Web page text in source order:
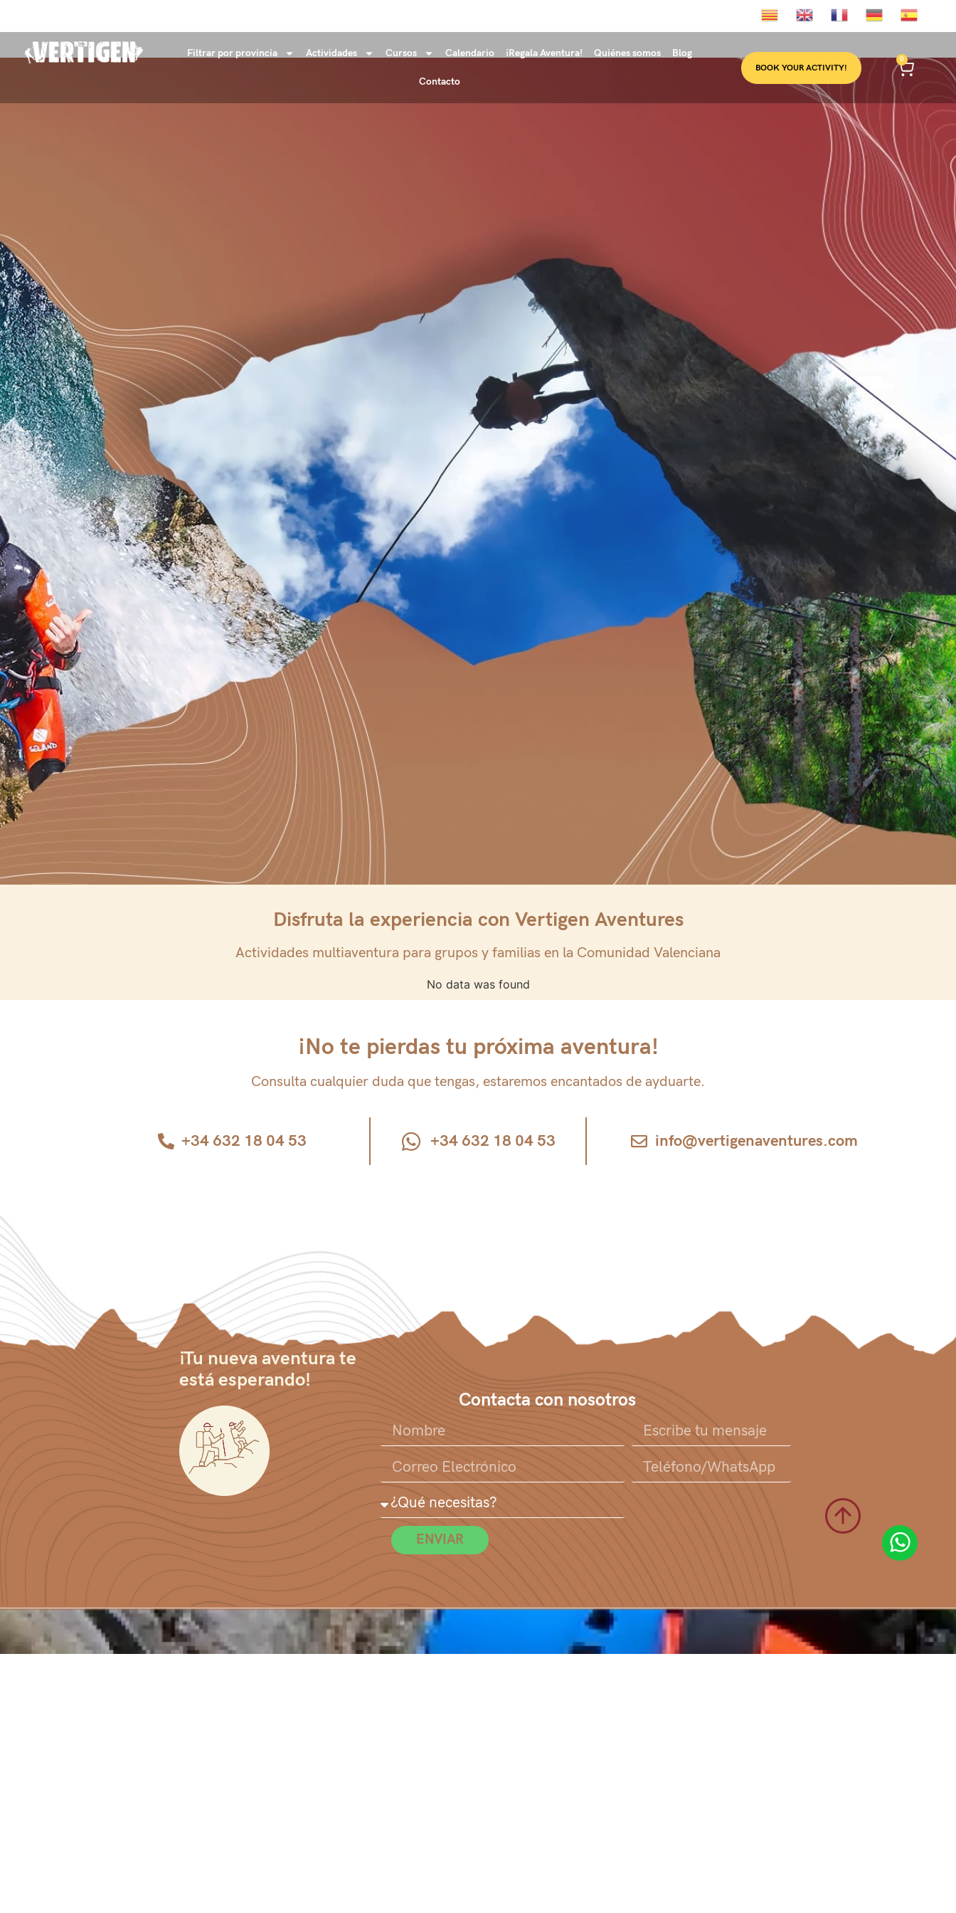
Filtrar por provincia Actividades Cursos Calendario ¡Regala Aventura! Quiénes somos Blog
Contacto
BOOK YOUR ACTIVITY!
0
canyoning sec
Disfruta la experiencia con Vertigen Aventures
Actividades multiaventura para grupos y familias en la Comunidad Valenciana
No data was found
¡No te pierdas tu próxima aventura!
Consulta cualquier duda que tengas, estaremos encantados de ayduarte.
+34 632 18 04 53 +34 632 18 04 53 info@vertigenaventures.com
¡Tu nueva aventura te
está esperando!
Contacta con nosotros
ENVIAR